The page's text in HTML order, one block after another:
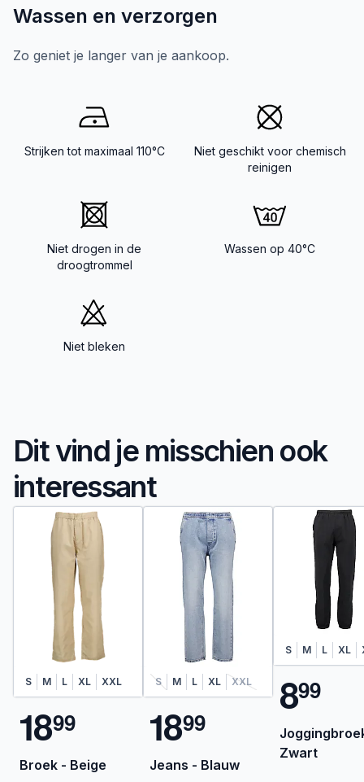
Wassen en verzorgen
Zo geniet je langer van je aankoop.
Strijken tot maximaal 110°C
Niet geschikt voor chemisch
reinigen
Niet drogen in de
droogtrommel
Wassen op 40°C
Niet bleken
Dit vind je misschien ook
interessant
S M L XL XXL
1899
Broek - Beige
S M L XL XXL
1899
Jeans - Blauw
S M L XL
899
Zwart